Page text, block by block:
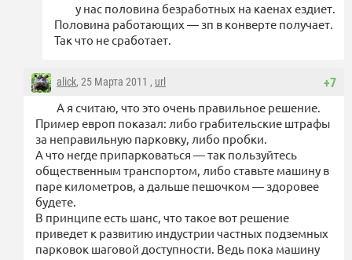
у нас половина безработных на каенах ездиет.
Половина работающих — зп в конверте получает.
Так что не сработает.
+7
alick, 25 Марта 2011 , url
А я считаю, что это очень правильное решение.
Пример европ показал: либо грабительские штрафы
за неправильную парковку, либо пробки.
А что негде припарковаться — так пользуйтесь
общественным транспортом, либо ставьте машину в
паре километров, а дальше пешочком — здоровее
будете.
В принципе есть шанс, что такое вот решение
приведет к развитию индустрии частных подземных
парковок шаговой доступности. Ведь пока машину